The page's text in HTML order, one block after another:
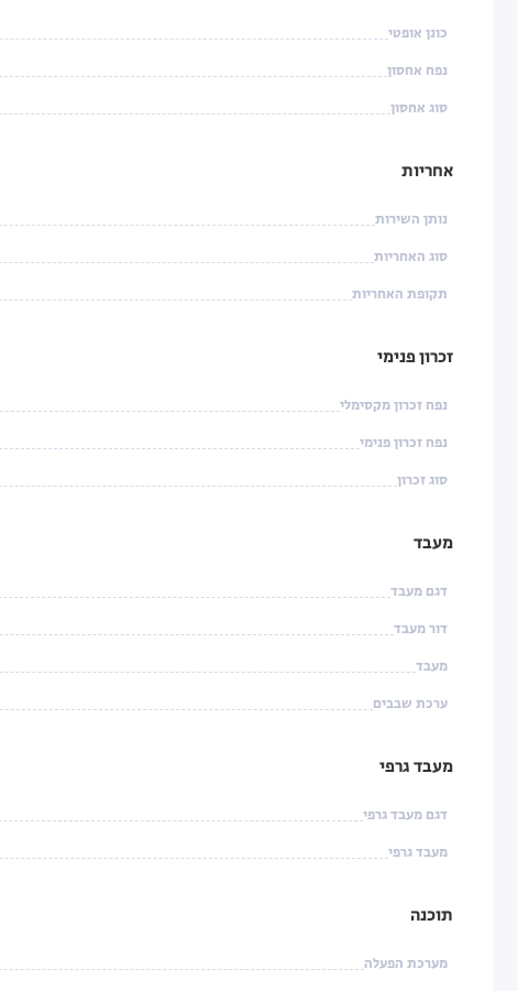
כונן אופטי
נפח אחסון
סוג אחסון
אחריות
נותן השירות
סוג האחריות
תקופת האחריות
זכרון פנימי
נפח זכרון מקסימלי
נפח זכרון פנימי
סוג זכרון
מעבד
דגם מעבד
דור מעבד
מעבד
ערכת שבבים
מעבד גרפי
דגם מעבד גרפי
מעבד גרפי
תוכנה
מערכת הפעלה